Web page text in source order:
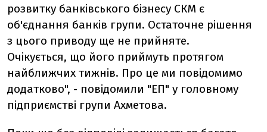
розвитку банківського бізнесу СКМ є
об'єднання банків групи. Остаточне рішення
з цього приводу ще не прийняте.
Очікується, що його приймуть протягом
найближчих тижнів. Про це ми повідомимо
додатково", - повідомили "ЕП" у головному
підприємстві групи Ахметова.